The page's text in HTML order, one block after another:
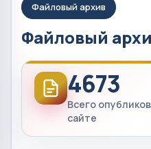
Файловый архив
Файловый
4673
Всего
сайте